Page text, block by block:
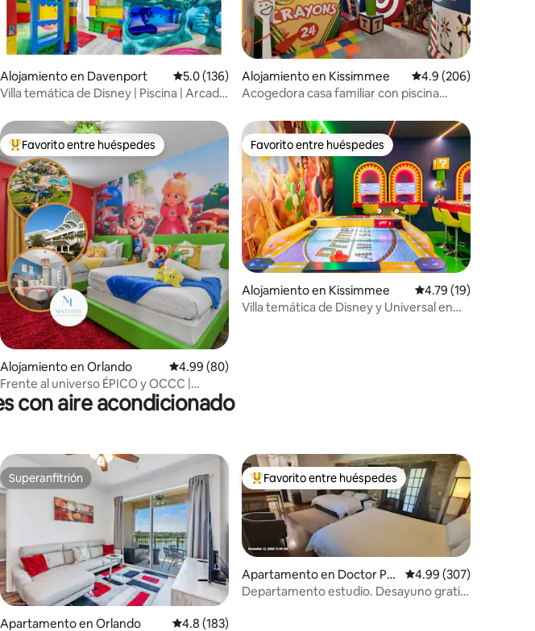
5.0 de 5, 104 reseñas
Alojamiento en Davenport Calificación promedio: 5.0 de 5, 136 reseñas
5.0 (136)
Villa temática de Disney | Piscina | Arcade
Alojamiento en Kissimmee Calificación
4.9 (206)
Acogedora casa familiar con piscina
4.98 de 5, 106 reseñas
Favorito entre huéspedes preferido
Favorito entre huéspedes
Alojamiento en Orlando Calificación promedio: 4.99 de 5, 80 reseñas
4.99 (80)
Frente al universo ÉPICO y OCCC |
Apartamento temático de 3 dormitorios
Favorito entre huéspedes
Favorito entre huéspedes
Alojamiento en Kissimmee Calificación
4.79 (19)
Villa temática de Disney y Universal en
con aire acondicionado
Superanfitrión
Superanfitrión
Apartamento en Orlando Calificación promedio: 4.8 de 5, 183 reseñas
4.8 (183)
Favorito entre huéspedes preferido
Favorito entre huéspedes
Apartamento en Doctor Phil
lips
Calificación promedio:
4.99 (307)
Departamento estudio. Desayuno gratis.